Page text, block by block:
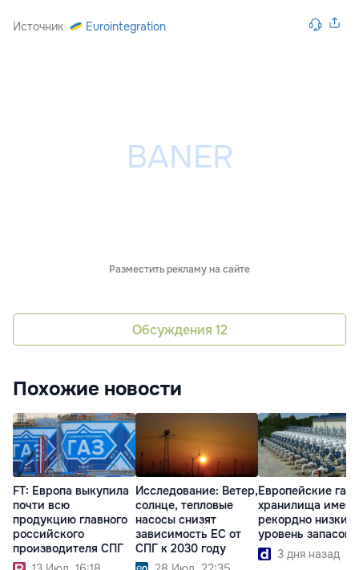
Источник Eurointegration
Разместить рекламу на сайте
Обсуждения 12
Похожие новости
FT: Европа выкупила
почти всю
продукцию главного
российского
производителя СПГ
Исследование: Ветер,
солнце, тепловые
насосы снизят
зависимость ЕС от
СПГ к 2030 году
Европейские
хранилища имеют
рекордно низкий
уровень запасов
3 дня назад